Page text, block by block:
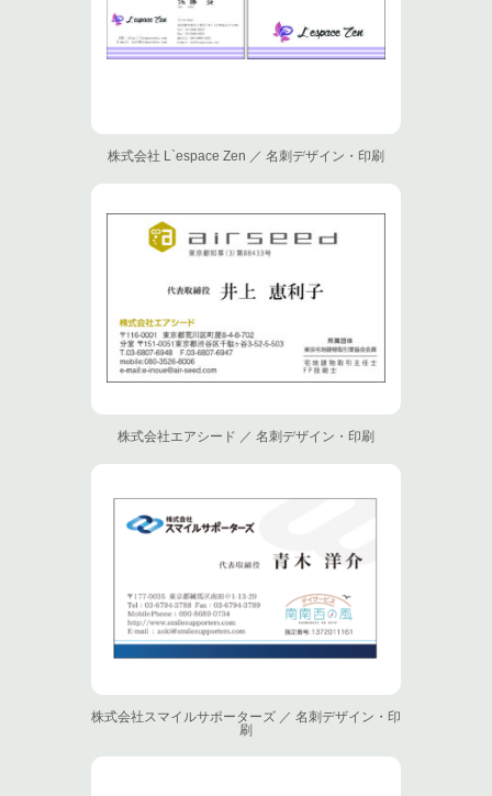
株式会社 L`espace Zen ／ 名刺デザイン・印刷
株式会社エアシード ／ 名刺デザイン・印刷
株式会社スマイルサポーターズ ／ 名刺デザイン・印
刷